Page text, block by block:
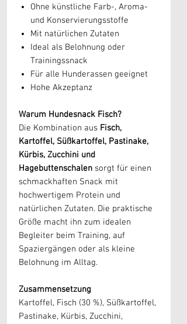
Ohne künstliche Farb-, Aroma-
und Konservierungsstoffe
Mit natürlichen Zutaten
Ideal als Belohnung oder
Trainingssnack
Für alle Hunderassen geeignet
Hohe Akzeptanz
Warum Hundesnack Fisch?
Die Kombination aus Fisch,
Kartoffel, Süßkartoffel, Pastinake,
Kürbis, Zucchini und
Hagebuttenschalen sorgt für einen
schmackhaften Snack mit
hochwertigem Protein und
natürlichen Zutaten. Die praktische
Größe macht ihn zum idealen
Begleiter beim Training, auf
Spaziergängen oder als kleine
Belohnung im Alltag.
Zusammensetzung
Kartoffel, Fisch (30 %), Süßkartoffel,
Pastinake, Kürbis, Zucchini,